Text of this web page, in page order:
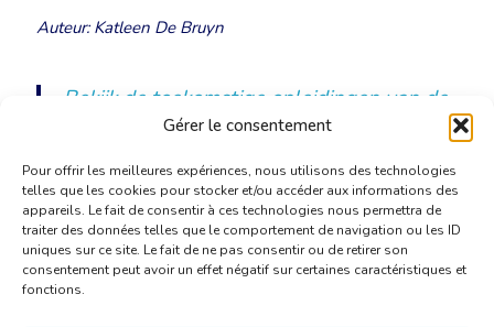
Gérer le consentement
Pour offrir les meilleures expériences, nous utilisons des technologies
telles que les cookies pour stocker et/ou accéder aux informations des
appareils. Le fait de consentir à ces technologies nous permettra de
traiter des données telles que le comportement de navigation ou les ID
uniques sur ce site. Le fait de ne pas consentir ou de retirer son
consentement peut avoir un effet négatif sur certaines caractéristiques et
fonctions.
Auteur: Katleen De Bruyn
Bekijk de toekomstige opleidingen van de